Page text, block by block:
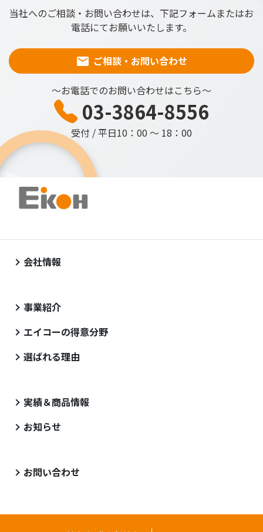
当社へのご相談・お問い合わせは、下記フォームまたはお
電話にてお願いいたします。
～お電話でのお問い合わせはこちら～
03-3864-8556
受付 / 平日10：00 ～ 18：00
ご相談・お問い合わせ
会社情報
事業紹介
エイコーの得意分野
選ばれる理由
実績＆商品情報
お知らせ
お問い合わせ